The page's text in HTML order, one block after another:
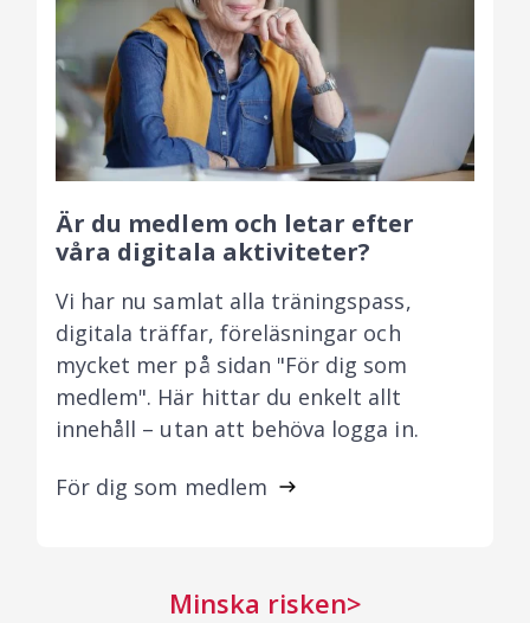
Är du medlem och letar efter
våra digitala aktiviteter?
Vi har nu samlat alla träningspass,
digitala träffar, föreläsningar och
mycket mer på sidan "För dig som
medlem". Här hittar du enkelt allt
innehåll – utan att behöva logga in.
För dig som medlem
Minska risken